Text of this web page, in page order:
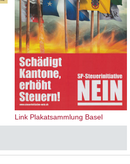
Link Plakatsammlung Basel